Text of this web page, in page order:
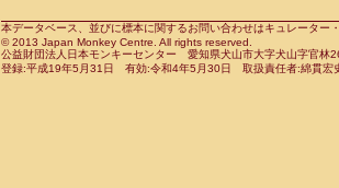
CercopithecidaePapio anubis(0)
CercopithecidaePapio cynocephalus
CercopithecidaePapio hamadryas(0)
CebidaeSaguinus leucopus(0)
CebidaeSaguinus midas(0)
Cebidae Saguinus mystax(0)
本データベース、並びに標本に関するお問い合わせはキュレータ
© 2013 Japan Monkey Centre. All rights reserved.
公益財団法人日本モンキーセンター 愛知県犬山市大字犬山字官
登録:平成19年5月31日 有効:令和4年5月30日 取扱責任者:綿貫宏